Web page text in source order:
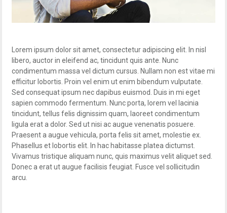
Lorem ipsum dolor sit amet, consectetur adipiscing elit. In nisl
libero, auctor in eleifend ac, tincidunt quis ante. Nunc
condimentum massa vel dictum cursus. Nullam non est vitae mi
efficitur lobortis. Proin vel enim ut enim bibendum vulputate.
Sed consequat ipsum nec dapibus euismod. Duis in mi eget
sapien commodo fermentum. Nunc porta, lorem vel lacinia
tincidunt, tellus felis dignissim quam, laoreet condimentum
ligula erat a dolor. Sed ut nisi ac augue venenatis posuere.
Praesent a augue vehicula, porta felis sit amet, molestie ex.
Phasellus et lobortis elit. In hac habitasse platea dictumst.
Vivamus tristique aliquam nunc, quis maximus velit aliquet sed.
Donec a erat ut augue facilisis feugiat. Fusce vel sollicitudin
arcu.